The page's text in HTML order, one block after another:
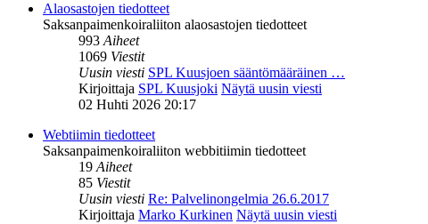
Alaosastojen tiedotteet
Saksanpaimenkoiraliiton alaosastojen tiedotteet
993Aiheet
1069 Viestit
Uusin viesti SPL Kuusjoen sääntömääräinen …
Kirjoittaja SPL Kuusjoki Näytä uusin viesti
02 Huhti 2026 20:17
Webtiimin tiedotteet
Saksanpaimenkoiraliiton webbitiimin tiedotteet
19Aiheet
85 Viestit
Uusin viesti Re: Palvelinongelmia 26.6.2017
Kirjoittaja Marko Kurkinen Näytä uusin viesti